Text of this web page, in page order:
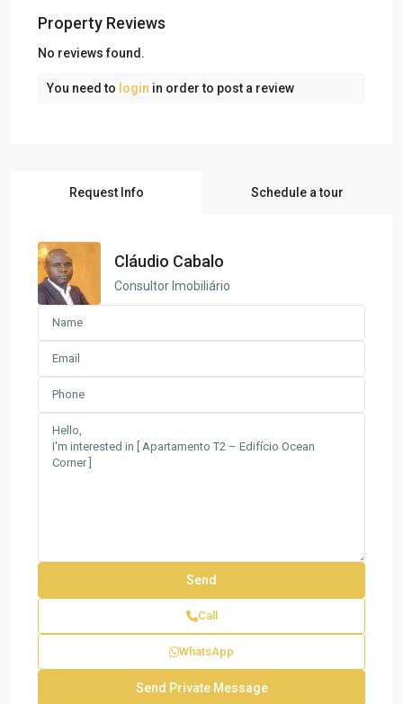
Property Reviews
No reviews found.
You need to login in order to post a review
Request Info Schedule a tour
Cláudio Cabalo
Consultor Imobiliário
Call
WhatsApp